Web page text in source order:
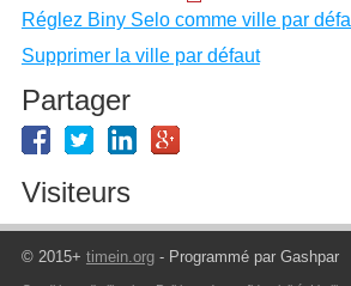
Réglez Biny Selo comme ville par
Supprimer la ville par défaut
Partager
Visiteurs
© 2015+ timein.org- Programmé par Gashpar